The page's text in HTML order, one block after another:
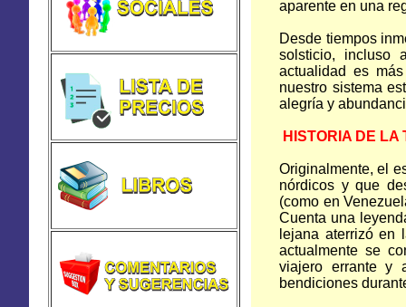
aparente en una
Desde tiempos
solsticio, incluso
actualidad es
nuestro sistema
alegría y
HISTORIA DE LA
Originalmente, el
nórdicos y que
(como en
Cuenta una
lejana aterrizó
actualmente se
viajero errante y
bendiciones